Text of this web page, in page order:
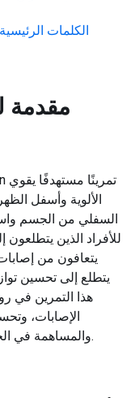
الكلمات
مقدمة
الألوية وأسفل
السفلي من الجسم
للأفراد الذين يتطلعون
يتعافون من
يتطلع إلى تحسين
هذا التمرين في
الإصابات،
والمساهمة في الحصول على جسم سفلي أكثر تناغمًا ونحتًا.